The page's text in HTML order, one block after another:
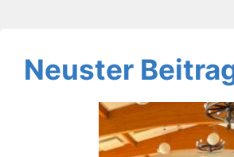
Neuster